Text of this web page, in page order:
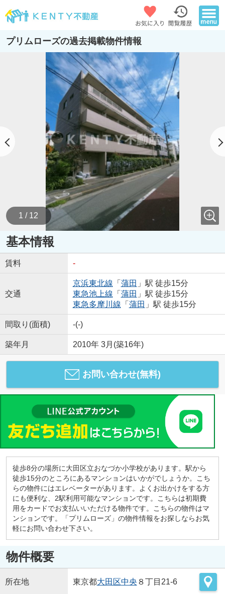
プリムローズの過去掲載物件情報
1 / 12
基本情報
賃料 -
交通
京浜東北線 「 蒲田 」駅 徒歩15分
東急池上線 「 蒲田 」駅 徒歩15分
東急多摩川線 「 蒲田 」駅 徒歩15分
間取り(面積) -(-)
築年月 2010年 3月(築16年)
お問い合わせ(無料)
徒歩8分の場所に大田区立おなづか小学校があります。駅から
徒歩15分のところにあるマンションはいかがでしょうか。こち
らの物件にはエレベーターがあります。よくお出かけをする方
にも便利な、2駅利用可能なマンションです。こちらは初期費
用をカードでお支払いいただける物件です。こちらの物件はマ
ンションです。「プリムローズ」の物件情報をお探しならお気
軽にお問い合わせ下さい。
物件概要
所在地 東京都大田区中央 ８丁目21-6